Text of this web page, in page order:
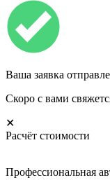
Ваша заявка
Скоро с вами
✕
Расчёт стоимости
Профессиональная